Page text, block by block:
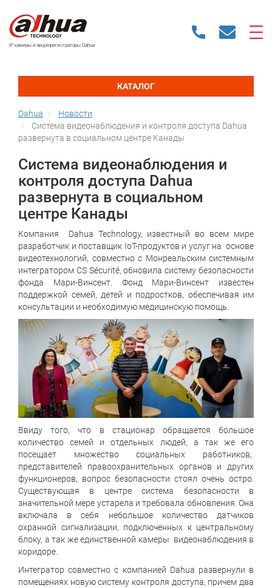
IP камеры и видеорегистраторы Dahua
КАТАЛОГ
Dahua
Новости
Система видеонаблюдения и контроля доступа Dahua
развернута в социальном центре Канады
Система видеонаблюдения и
контроля доступа Dahua
развернута в социальном
центре Канады
Компания Dahua Technology, известный во всем мире
разработчик и поставщик IoT-продуктов и услуг на основе
видеотехнологий, совместно с Монреальским системным
интегратором CS Sécurité, обновила систему безопасности
фонда Мари-Винсент. Фонд Мари-Винсент известен
поддержкой семей, детей и подростков, обеспечивая им
консультации и необходимую медицинскую помощь.
Ввиду того, что в стационар обращается большое
количество семей и отдельных людей, а так же его
посещает множество социальных работников,
представителей правоохранительных органов и других
функционеров, вопрос безопасности стоял очень остро.
Существующая в центре система безопасности в
значительной мере устарела и требовала обновления. Она
включала в себя небольшое количество датчиков
охранной сигнализации, подключенных к центральному
блоку, а так же единственной камеры видеонаблюдения в
коридоре.
Интегратор совместно с компанией Dahua развернули в
помещениях новую систему контроля доступа, причем два